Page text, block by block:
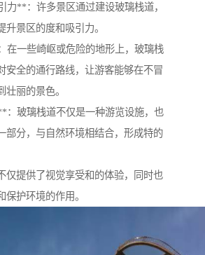
力**：许多景区通过建设玻璃栈道，
升景区的度和吸引力。
在一些崎岖或危险的地形上，玻璃栈
安全的通行路线，让游客能够在不冒
壮丽的景色。
：玻璃栈道不仅是一种游览设施，也
部分，与自然环境相结合，形成特的
仅提供了视觉享受和的体验，同时也
保护环境的作用。